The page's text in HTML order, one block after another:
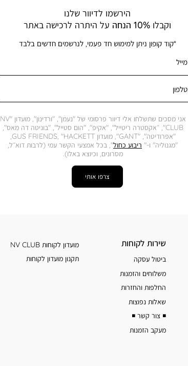
הירשמו לדיוור שלנו
וקבלו 10% הנחה על היתרה לרכישה באתר
*קוד קופון ניתן למימוש חד פעמי, לנרשמים חדשים בלבד
מייל
טלפון
אני מסכים שתשלחו אלי דיוור פרסומי של "נעמן", "ורדינון", מועדון "NV
CLUB", ״אקסטרה ריטייל", "אקיפ", "הום סטייל", "בוניטה דה מאס",
"מגנוליה" ו-" ריבוע כחול", בכל אמצעי הקשר עמי (לרבות דוא״ל,
מסרונים, וכיוצא באלו).
צרפו אותי
שירות
שירות לקוחות
ביטול עסקה
משלוחים והזמנות
החלפות והחזרות
שאלות נפוצות
◾️ צור קשר ◾️
מעקב הזמנות
מידע
נוסף
מועדון לקוחות NV CLUB
תקנון מועדון לקוחות